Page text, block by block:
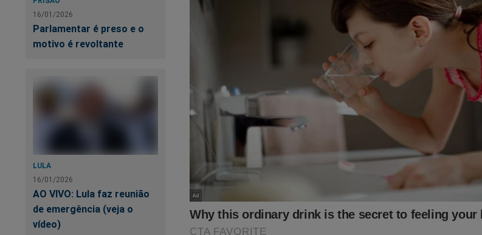
16/01/2026
Parlamentar é preso e o
motivo é revoltante
LULA
16/01/2026
AO VIVO: Lula faz reunião
de emergência (veja o
vídeo)